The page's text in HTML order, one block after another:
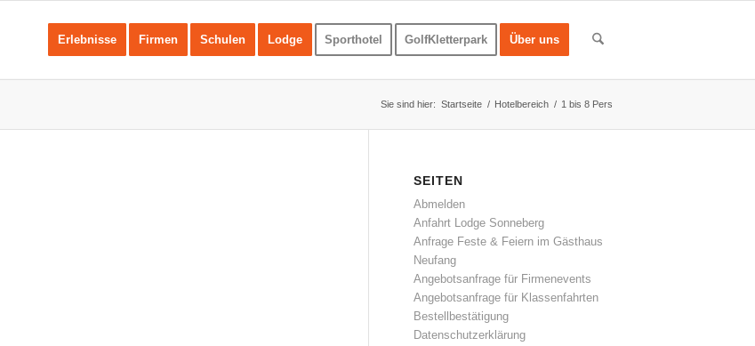
Erlebnisse Firmen Schulen Lodge Sporthotel GolfKletterpark Über uns
Sie sind hier: Startseite / Hotelbereich / 1 bis 8 Pers
SEITEN
Abmelden
Anfahrt Lodge Sonneberg
Anfrage Feste & Feiern im Gästhaus
Neufang
Angebotsanfrage für Firmenevents
Angebotsanfrage für Klassenfahrten
Bestellbestätigung
Datenschutz­erklärung